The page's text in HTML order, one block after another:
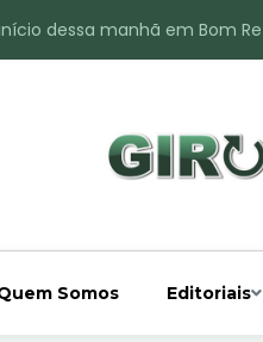
dessa manhã em Bom
de Bom Retiro do Sul
Somos Editoriais